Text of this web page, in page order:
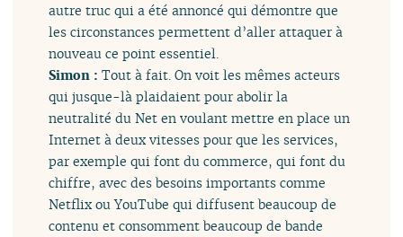
autre truc qui a été annoncé qui démontre que
les circonstances permettent d’aller attaquer à
nouveau ce point essentiel.
Simon :Tout à fait. On voit les mêmes acteurs
qui jusque-là plaidaient pour abolir la
neutralité du Net en voulant mettre en place un
Internet à deux vitesses pour que les services,
par exemple qui font du commerce, qui font du
chiffre, avec des besoins importants comme
Netflix ou YouTube qui diffusent beaucoup de
contenu et consomment beaucoup de bande